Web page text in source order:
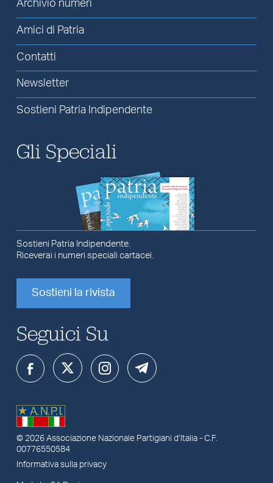
Archivio numeri
Amici di Patria
Contatti
Newsletter
Sostieni Patria Indipendente
Gli Speciali
Sostieni Patria Indipendente.
Riceverai i numeri speciali cartacei.
Sostieni la rivista
Seguici Su
© 2026 Associazione Nazionale Partigiani d’Italia- C.F.
00776550584
Informativa sulla privacy